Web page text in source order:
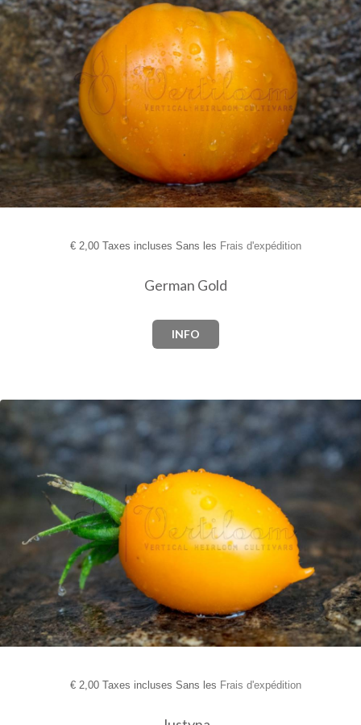
€2,00 Taxes incluses Sans les Frais d'expédition
German Gold
INFO
€2,00 Taxes incluses Sans les Frais d'expédition